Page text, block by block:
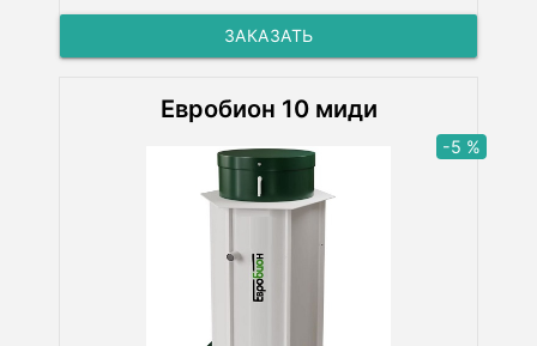
ЗАКАЗАТЬ
Евробион 10 миди
-5 %